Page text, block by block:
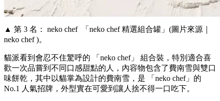
▲ 第 3 名： neko chef 「neko chef 精選組合罐」(圖片來源｜
neko chef )。
貓派看到會忍不住驚呼的 「neko chef」 組合裝，特別適合喜
歡一次品嘗到不同口感甜點的人，內容物包含了費南雪與雙口
味餅乾，其中以貓掌為設計的費南雪，是 「neko chef」的
No.1 人氣招牌，外型實在可愛到讓人捨不得一口吃下。